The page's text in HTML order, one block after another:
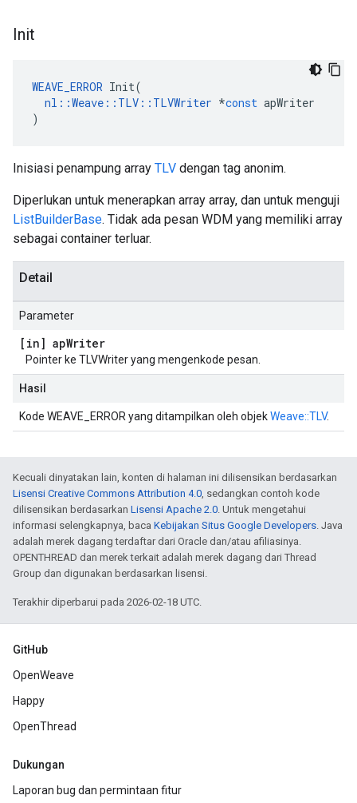
Init
WEAVE_ERROR Init(
nl ::Weave :: TLV :: TLVWriter *const apWriter
)
Inisiasi penampung array TLV dengan tag anonim.
Diperlukan untuk menerapkan array array, dan untuk menguji
ListBuilderBase. Tidak ada pesan WDM yang memiliki array
sebagai container terluar.
Detail
Parameter
[in] apWriter
Pointer ke TLVWriter yang mengenkode pesan.
Hasil
Kode WEAVE_ERROR yang ditampilkan oleh objekWeave::TLV.
Kecuali dinyatakan lain, konten di halaman ini dilisensikan berdasarkan
Lisensi Creative Commons Attribution 4.0, sedangkan contoh kode
dilisensikan berdasarkan Lisensi Apache 2.0. Untuk mengetahui
informasi selengkapnya, baca Kebijakan Situs Google Developers. Java
adalah merek dagang terdaftar dari Oracle dan/atau afiliasinya.
OPENTHREAD dan merek terkait adalah merek dagang dari Thread
Group dan digunakan berdasarkan lisensi.
Terakhir diperbarui pada 2026-02-18 UTC.
GitHub
OpenWeave
Happy
OpenThread
Dukungan
Laporan bug dan permintaan fitur